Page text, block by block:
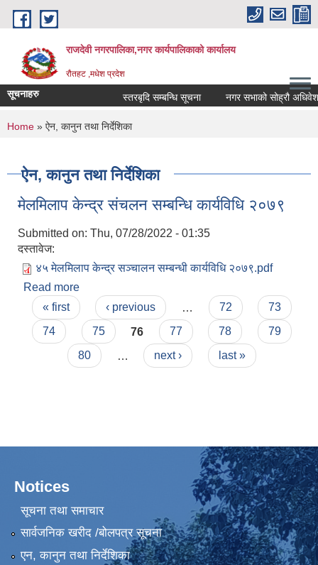
Skip to main content
राजदेवी नगरपालिका,नगर कार्यपालिकाको कार्यालय
रौतहट ,मधेश प्रदेश
सूचनाहरु स्तरबृदि सम्बन्धि सूचना नगर सभाको सोह्रौ
You are here
Home » ऐन, कानुन तथा निर्देशिका
ऐन, कानुन तथा निर्देशिका
मेलमिलाप केन्द्र संचलन सम्बन्धि कार्यविधि २०७९
Submitted on: Thu, 07/28/2022 - 01:35
दस्तावेज:
४५ मेलमिलाप केन्द्र सञ्चालन सम्बन्धी कार्यविधि २०७९.pdf
Read more
Pages
« first ‹ previous 72
73
74
75 76 77 78
79
80
next › last »
Notices
सूचना तथा समाचार
सार्वजनिक खरीद /बोलपत्र सूचना
एन, कानुन तथा निर्देशिका